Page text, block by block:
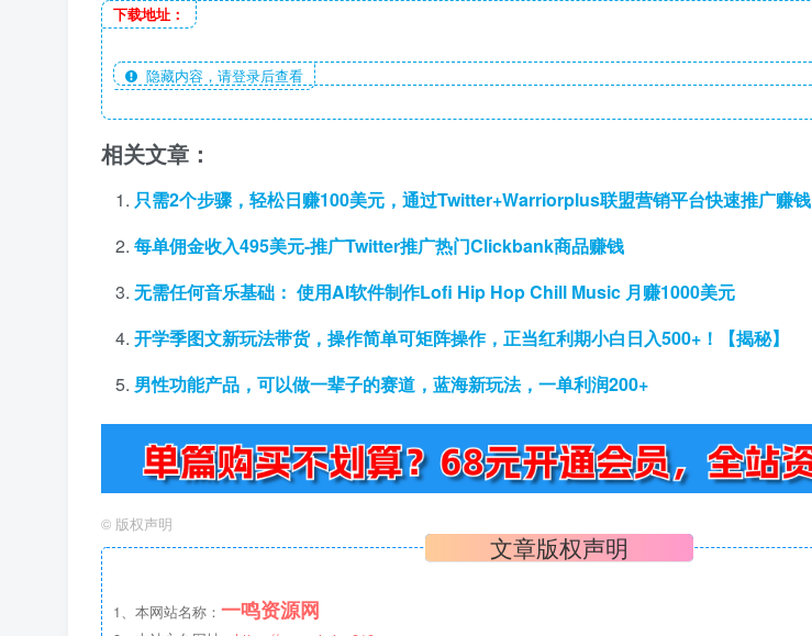
下载地址：
隐藏内容，请登录后查看
相关文章：
只需2个步骤，轻松日赚100美元，通过Twitter+Warriorplus联盟营销平台快速推广赚钱
每单佣金收入495美元-推广Twitter推广热门Clickbank商品赚钱
无需任何音乐基础： 使用AI软件制作Lofi Hip Hop Chill Music 月赚1000美元
开学季图文新玩法带货，操作简单可矩阵操作，正当红利期小白日入500+！【揭秘】
男性功能产品，可以做一辈子的赛道，蓝海新玩法，一单利润200+
© 版权声明
文章版权声明
1、本网站名称： 一鸣资源网